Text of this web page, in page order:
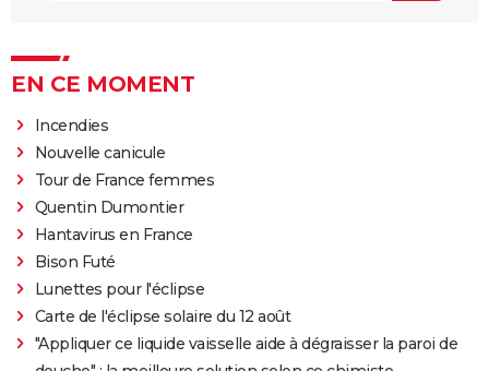
EN CE MOMENT
Incendies
Nouvelle canicule
Tour de France femmes
Quentin Dumontier
Hantavirus en France
Bison Futé
Lunettes pour l'éclipse
Carte de l'éclipse solaire du 12 août
"Appliquer ce liquide vaisselle aide à dégraisser la paroi de